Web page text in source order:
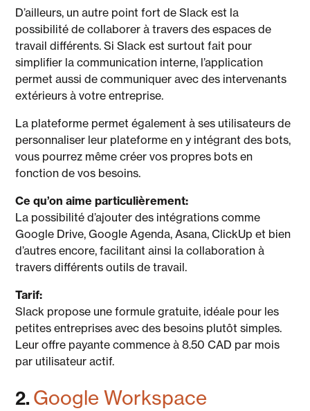
D’ailleurs, un autre point fort de Slack est la
possibilité de collaborer à travers des espaces de
travail différents. Si Slack est surtout fait pour
simplifier la communication interne, l’application
permet aussi de communiquer avec des intervenants
extérieurs à votre entreprise.
La plateforme permet également à ses utilisateurs de
personnaliser leur plateforme en y intégrant des bots,
vous pourrez même créer vos propres bots en
fonction de vos besoins.
Ce qu’on aime particulièrement:
La possibilité d’ajouter des intégrations comme
Google Drive, Google Agenda, Asana, ClickUp et bien
d’autres encore, facilitant ainsi la collaboration à
travers différents outils de travail.
Tarif:
Slack propose une formule gratuite, idéale pour les
petites entreprises avec des besoins plutôt simples.
Leur offre payante commence à 8.50 CAD par mois
par utilisateur actif.
2. Google Workspace